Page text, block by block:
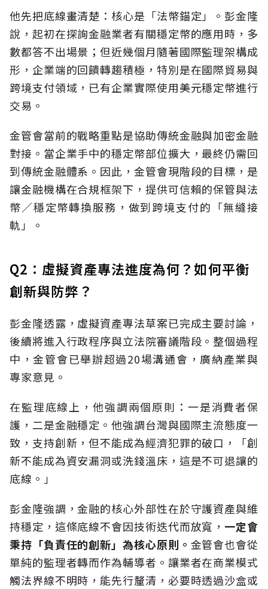
他先把底線畫清楚：核心是「法幣錨定」。彭金隆
說，起初在探詢金融業者有關穩定幣的應用時，多
數都答不出場景；但近幾個月隨著國際監理架構成
形，企業端的回饋轉趨積極，特別是在國際貿易與
跨境支付領域，已有企業實際使用美元穩定幣進行
交易。
金管會當前的戰略重點是協助傳統金融與加密金融
對接。當企業手中的穩定幣部位擴大，最終仍需回
到傳統金融體系。因此，金管會現階段的目標，是
讓金融機構在合規框架下，提供可信賴的保管與法
幣／穩定幣轉換服務，做到跨境支付的「無縫接
軌」。
Q2：虛擬資產專法進度為何？如何平衡
創新與防弊？
彭金隆透露，虛擬資產專法草案已完成主要討論，
後續將進入行政程序與立法院審議階段。整個過程
中，金管會已舉辦超過20場溝通會，廣納產業與
專家意見。
在監理底線上，他強調兩個原則：一是消費者保
護，二是金融穩定。他強調台灣與國際主流態度一
致，支持創新，但不能成為經濟犯罪的破口，「創
新不能成為資安漏洞或洗錢溫床，這是不可退讓的
底線。」
彭金隆強調，金融的核心外部性在於守護資產與維
持穩定，這條底線不會因技術迭代而放寬， 一定會
秉持「負責任的創新」為核心原則。 金管會也會從
單純的監理者轉而作為輔導者。讓業者在商業模式
觸法界線不明時，能先行釐清，必要時透過沙盒或